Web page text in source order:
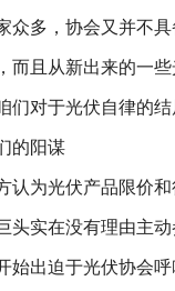
众多，协会又并不
而且从新出来的一
们对于光伏自律的结
的阳谋
认为光伏产品限价
头实在没有理由主
始出迫于光伏协会